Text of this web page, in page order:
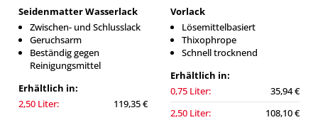
Seidenmatter Wasserlack
Zwischen- und Schlusslack
Geruchsarm
Beständig gegen
Reinigungsmittel
Erhältlich in:
2,50 Liter:
119,35 €
Vorlack
Lösemittelbasiert
Thixophrope
Schnell trocknend
Erhältlich in:
0,75 Liter:
35,94 €
2,50 Liter:
108,10 €